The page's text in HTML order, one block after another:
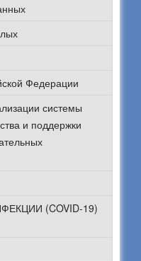
Федерации
системы
и поддержки
(COVID-19)